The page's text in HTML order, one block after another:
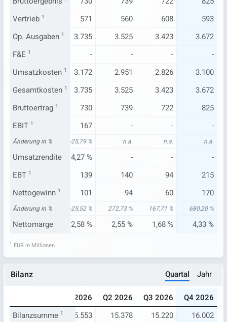
Vertrieb 1572 571 560 608
593
Op. Ausgaben 1
3.940 3.735 3.525 3.423
3.672
F&E 1 - - -
-
Umsatzkosten 1
3.240 3.172 2.951 2.826
3.100
Gesamtkosten 1
3.940 3.735 3.525 3.423
3.672
Bruttoertrag 1
763 730 739 722
825
EBIT 1 167 - - -
Änderung in %
142,94 % -25,79 % n.a. n.a. n.a.
Umsatzrendite
1,56 % 4,27 % - -
-
EBT 1 139 140 94
215
Nettogewinn 1
-29 101 94 60 170
Änderung in %
88,13 % -25,52 % 272,73 % 167,71 % 680,20 %
Nettomarge
-0,73 % 2,58 % 2,55 % 1,68 % 4,33 %
1 EUR in Millionen
Bilanz Quartal Jahr
Q1 2026 Q2 2026 Q3 2026
Q4 2026
Bilanzsumme 1
15.734 15.553 15.378 15.220
16.002